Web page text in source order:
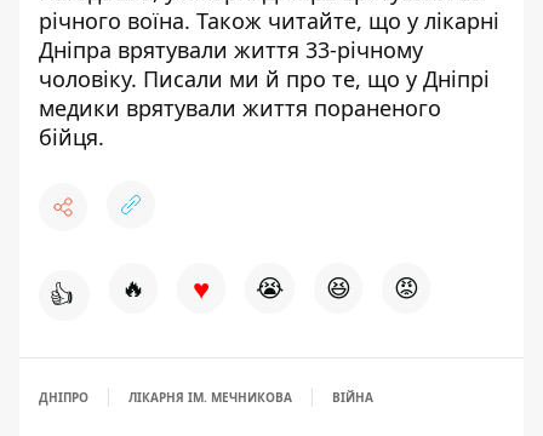
річного воїна. Також читайте, що у лікарні
Дніпра врятували життя 33-річному
чоловіку. Писали ми й про те, що у Дніпрі
медики врятували життя пораненого
бійця.
👍 🔥 ♥ 😭 😆 😡
ДНІПРО ЛІКАРНЯ ІМ. МЕЧНИКОВА ВІЙНА